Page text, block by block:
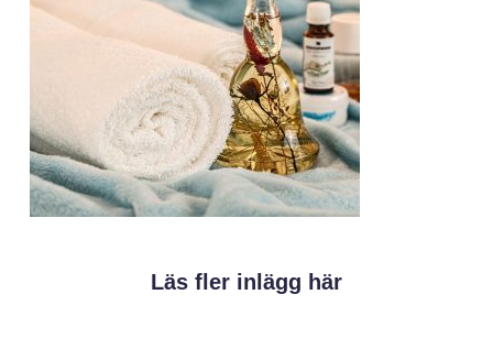
Läs fler inlägg här